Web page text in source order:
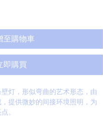
至購物車
即購買
灯，形似弯曲的艺术形态，由
提供微妙的间接环境照明，为
。